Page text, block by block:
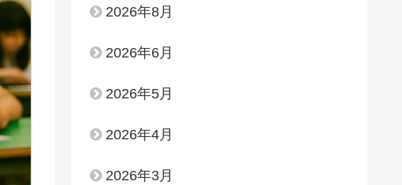
2026年8月
2026年6月
2026年5月
2026年4月
2026年3月